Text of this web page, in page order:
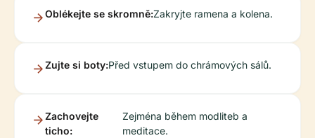
Oblékejte se skromně:Zakryjte ramena a kolena.
Zujte si boty:Před vstupem do chrámových sálů.
Zachovejte
ticho:
Zejména během modliteb a
meditace.